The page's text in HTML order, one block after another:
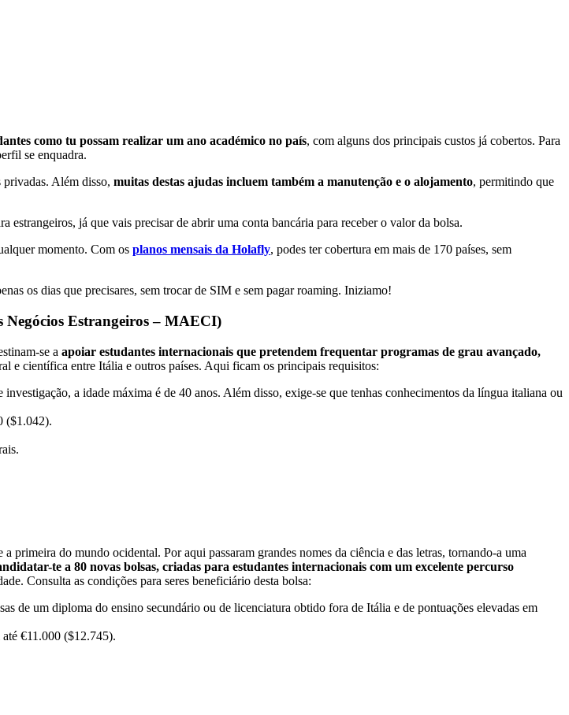
como tu possam realizar um ano académico no país, com alguns dos principais custos já cobertos. Para
se enquadra.
privadas. Além disso, muitas destas ajudas incluem também a manutenção e o alojamento, permitindo que
estrangeiros, já que vais precisar de abrir uma conta bancária para receber o valor da bolsa.
momento. Com os planos mensais da Holafly, podes ter cobertura em mais de 170 países, sem
os dias que precisares, sem trocar de SIM e sem pagar roaming. Iniziamo!
Estrangeiros – MAECI)
se a apoiar estudantes internacionais que pretendem frequentar programas de grau avançado,
e científica entre Itália e outros países. Aqui ficam os principais requisitos:
a idade máxima é de 40 anos. Além disso, exige-se que tenhas conhecimentos da língua italiana ou
($1.042).
do mundo ocidental. Por aqui passaram grandes nomes da ciência e das letras, tornando-a uma
te a 80 novas bolsas, criadas para estudantes internacionais com um excelente percurso
Consulta as condições para seres beneficiário desta bolsa:
de um diploma do ensino secundário ou de licenciatura obtido fora de Itália e de pontuações elevadas em
€11.000 ($12.745).